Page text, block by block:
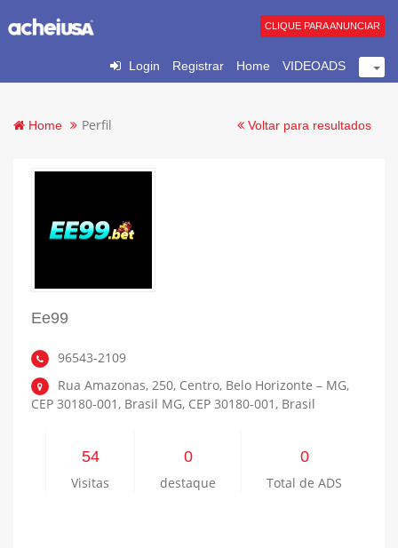
Login Registrar Home VIDEOADS
CLIQUE PARA ANUNCIAR
Home Perfil Voltar para resultados
Ee99
96543-2109
Rua Amazonas, 250, Centro, Belo Horizonte – MG,
CEP 30180-001, Brasil MG, CEP 30180-001, Brasil
54
Visitas
0
destaque
0
Total de ADS